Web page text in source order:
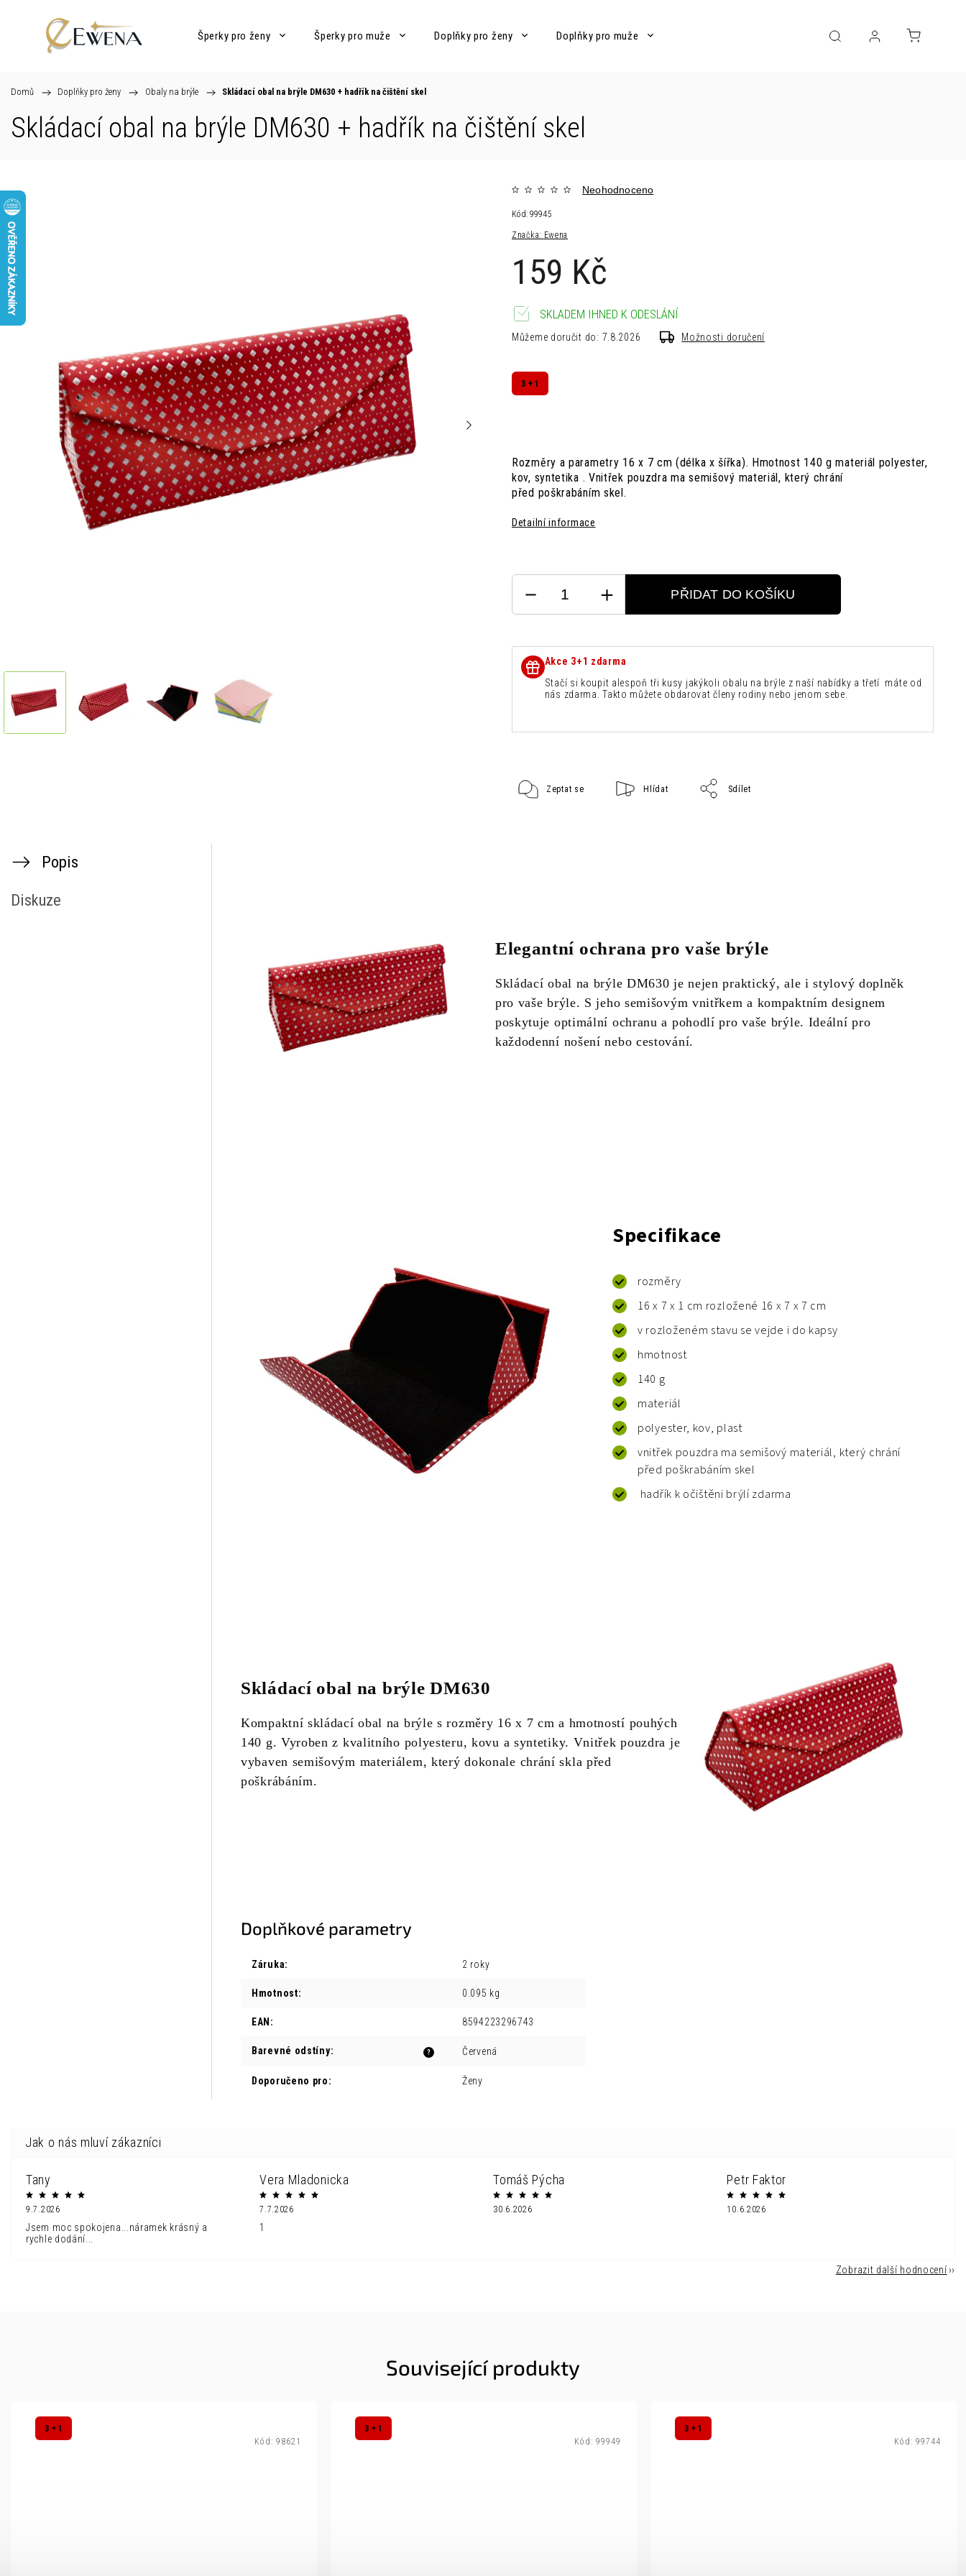
Šperky pro ženy Šperky pro muže Doplňky pro ženy Doplňky pro muže Výprodej Bižuterie
Domů / Doplňky pro ženy / Obaly na brýle / Skládací obal na brýle DM630 + hadřík na čištění skel
Skládací obal na brýle DM630 + hadřík na čištění skel
Značka: Ewena
Neohodnoceno
159 Kč
Kód: 99945
3 + 1
Rozměry a parametry 16 x 7 cm (délka x šířka). Hmotnost 140 g materiál polyester,
kov, syntetika . Vnitřek pouzdra ma semišový materiál, který chrání
před poškrabáním skel.
Detailní informace
SKLADEM IHNED K ODESLÁNÍ
Můžeme doručit do: 7.8.2026 Možnosti doručení
PŘIDAT DO KOŠÍKU
Akce 3+1 zdarma
Stačí si koupit alespoň tři kusy jakýkoli obalu na brýle z naší nabídky a třetí máte od
nás zdarma. Takto můžete obdarovat členy rodiny nebo jenom sebe.
Zeptat se Hlídat Sdílet
Popis
Diskuze
Elegantní ochrana pro vaše brýle
Skládací obal na brýle DM630 je nejen praktický, ale i stylový doplněk
pro vaše brýle. S jeho semišovým vnitřkem a kompaktním designem
poskytuje optimální ochranu a pohodlí pro vaše brýle. Ideální pro
každodenní nošení nebo cestování.
Specifikace
rozměry
16 x 7 x 1 cm rozložené 16 x 7 x 7 cm
v rozloženém stavu se vejde i do kapsy
hmotnost
140 g
materiál
polyester, kov, plast
vnitřek pouzdra ma semišový materiál, který chrání
před poškrabáním skel
hadřík k očištěni brýlí zdarma
Skládací obal na brýle DM630
Kompaktní skládací obal na brýle s rozměry 16 x 7 cm a hmotností pouhých
140 g. Vyroben z kvalitního polyesteru, kovu a syntetiky. Vnitřek pouzdra je
vybaven semišovým materiálem, který dokonale chrání skla před
poškrábáním.
Doplňkové parametry
Záruka: 2 roky
Hmotnost: 0.095 kg
EAN : 8594223296743
?
Barevné odstíny: Červená
Doporučeno pro: Ženy
Tany
9.7.2026
Jsem moc spokojena...náramek krásný a
rychle dodání...
Vera Mladonicka
7.7.2026
1
Tomáš Pýcha
30.6.2026
Petr Faktor
10.6.2026
Zobrazit další hodnocení
Související produkty
3 + 1
Kód: 98621
3 + 1
Kód: 99949
3 + 1
Kód: 99744